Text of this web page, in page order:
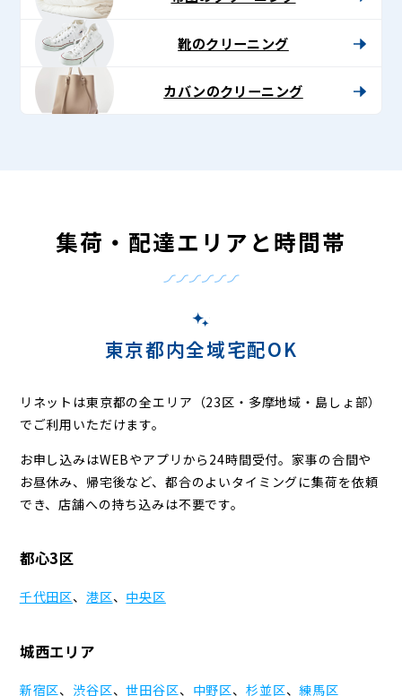
靴のクリーニング
カバンのクリーニング
集荷・配達エリアと時間帯
東京都内全域宅配OK
リネットは東京都の全エリア（23区・多摩地域・島しょ部）
でご利用いただけます。
お申し込みはWEBやアプリから24時間受付。家事の合間や
お昼休み、帰宅後など、 都合のよいタイミングに集荷を依頼
でき、店舗への持ち込みは不要です。
都心3区
千代田区、 港区、 中央区
城西エリア
新宿区、 渋谷区、世田谷区、 中野区、杉並区、練馬区